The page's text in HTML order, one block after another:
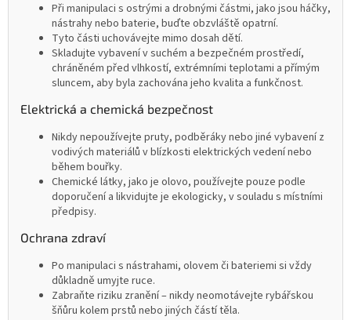
Při manipulaci s ostrými a drobnými částmi, jako jsou háčky,
nástrahy nebo baterie, buďte obzvláště opatrní.
Tyto části uchovávejte mimo dosah dětí.
Skladujte vybavení v suchém a bezpečném prostředí,
chráněném před vlhkostí, extrémními teplotami a přímým
sluncem, aby byla zachována jeho kvalita a funkčnost.
Elektrická a chemická bezpečnost
Nikdy nepoužívejte pruty, podběráky nebo jiné vybavení z
vodivých materiálů v blízkosti elektrických vedení nebo
během bouřky.
Chemické látky, jako je olovo, používejte pouze podle
doporučení a likvidujte je ekologicky, v souladu s místními
předpisy.
Ochrana zdraví
Po manipulaci s nástrahami, olovem či bateriemi si vždy
důkladně umyjte ruce.
Zabraňte riziku zranění – nikdy neomotávejte rybářskou
šňůru kolem prstů nebo jiných částí těla.